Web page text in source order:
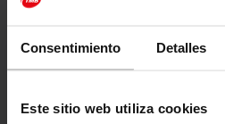
Consentimiento Detalles
Este sitio web utiliza cookies
Participar de manera registrada
grupos de interés sean públicas,